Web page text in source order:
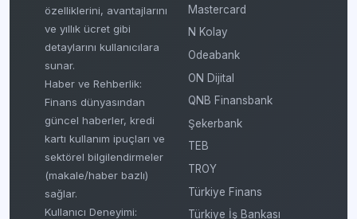
özelliklerini, avantajlarını
ve yıllık ücret gibi
detaylarını kullanıcılara
sunar.
Haber ve Rehberlik:
Finans dünyasından
güncel haberler, kredi
kartı kullanım ipuçları ve
sektörel bilgilendirmeler
(makale/haber bazlı)
sağlar.
Kullanıcı Deneyimi:
Mastercard
N Kolay
Odeabank
ON Dijital
QNB Finansbank
Şekerbank
TEB
TROY
Türkiye Finans
Türkiye İş Bankası